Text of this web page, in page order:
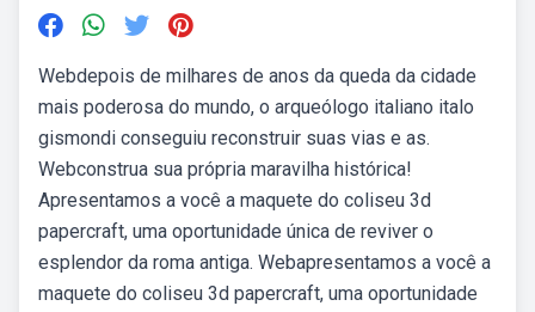
Webdepois de milhares de anos da queda da cidade
mais poderosa do mundo, o arqueólogo italiano italo
gismondi conseguiu reconstruir suas vias e as.
Webconstrua sua própria maravilha histórica!
Apresentamos a você a maquete do coliseu 3d
papercraft, uma oportunidade única de reviver o
esplendor da roma antiga. Webapresentamos a você a
maquete do coliseu 3d papercraft, uma oportunidade